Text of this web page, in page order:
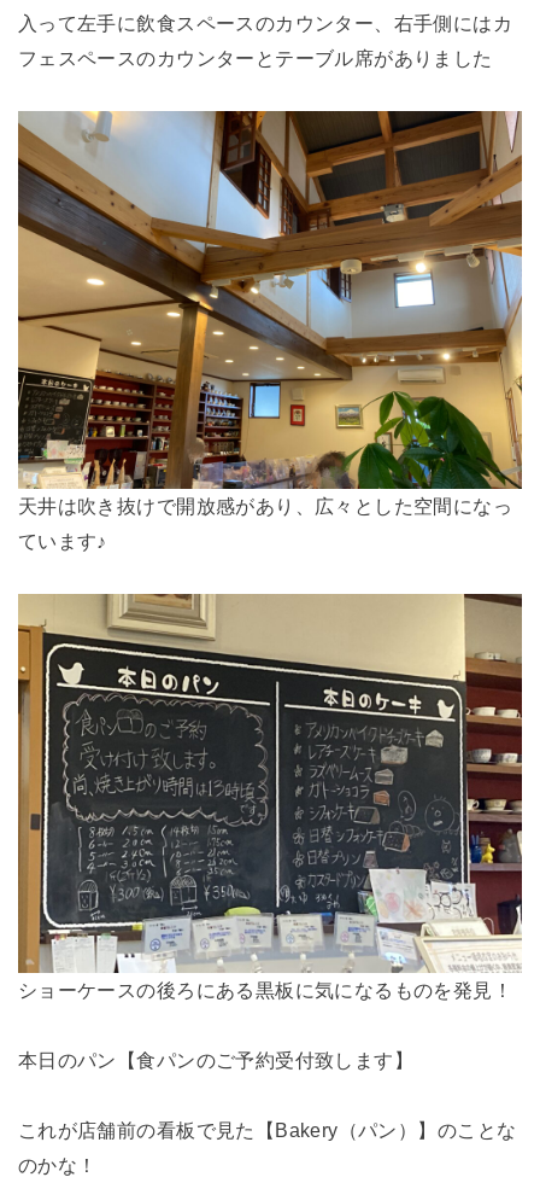
入って左手に飲食スペースのカウンター、右手側にはカ
フェスペースのカウンターとテーブル席がありました
天井は吹き抜けで開放感があり、広々とした空間になっ
ています♪
ショーケースの後ろにある黒板に気になるものを発見！
本日のパン【食パンのご予約受付致します】
これが店舗前の看板で見た【Bakery（パン）】のことな
のかな！